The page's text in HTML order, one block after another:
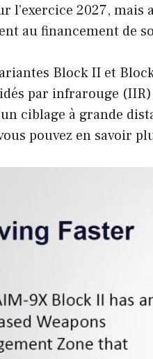
l’exercice 2027,
au financement de
Block II et
par infrarouge
ciblage à grande
pouvez en savoir